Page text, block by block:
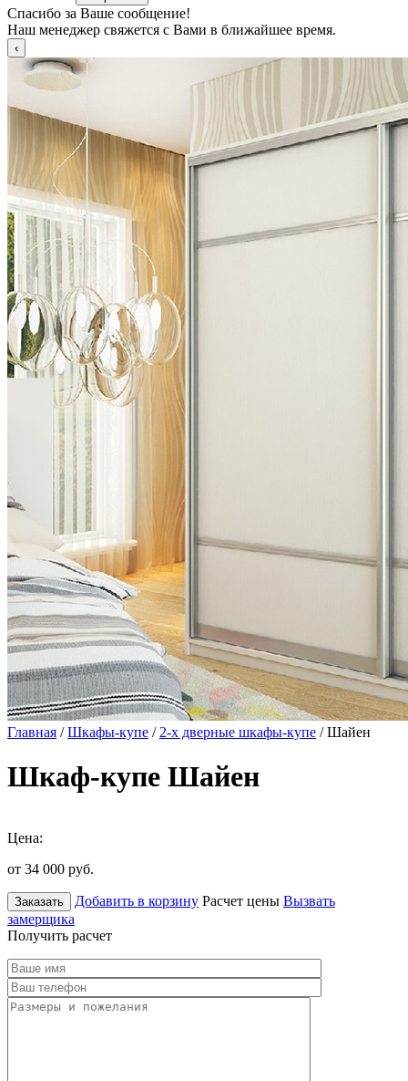
Спасибо за Ваше сообщение!
Наш менеджер свяжется с Вами в ближайшее время.
Главная /Шкафы-купе / 2-х дверные шкафы-купе / Шайен
Шкаф-купе Шайен
Цена:
от 34 000 руб.
Заказать Добавить в корзину Расчет цены Вызвать
замерщика
Получить расчет